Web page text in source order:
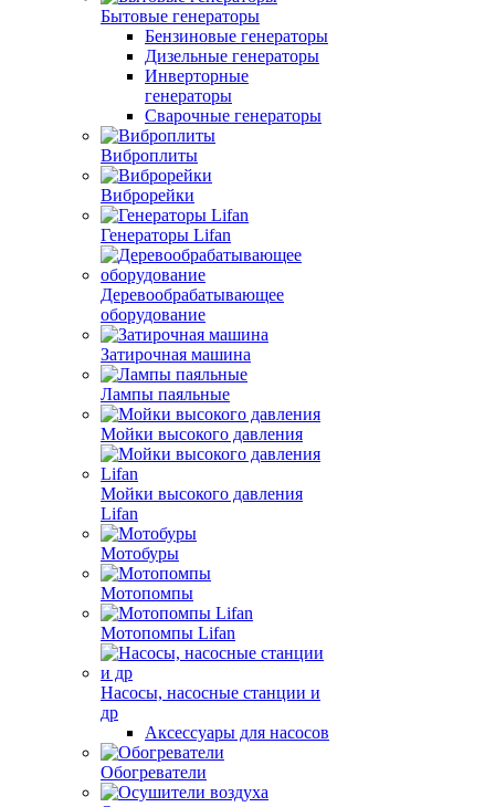
Бытовые генераторы
Бензиновые генераторы
Дизельные генераторы
Инверторные
генераторы
Сварочные генераторы
Виброплиты
Виброрейки
Генераторы Lifan
Деревообрабатывающее
оборудование
Затирочная машина
Лампы паяльные
Мойки высокого давления
Мойки высокого давления
Lifan
Мотобуры
Мотопомпы
Мотопомпы Lifan
Насосы, насосные станции и
др
Аксессуары для насосов
Обогреватели